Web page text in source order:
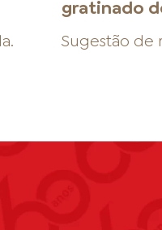
.
gratinado
Sugestão de